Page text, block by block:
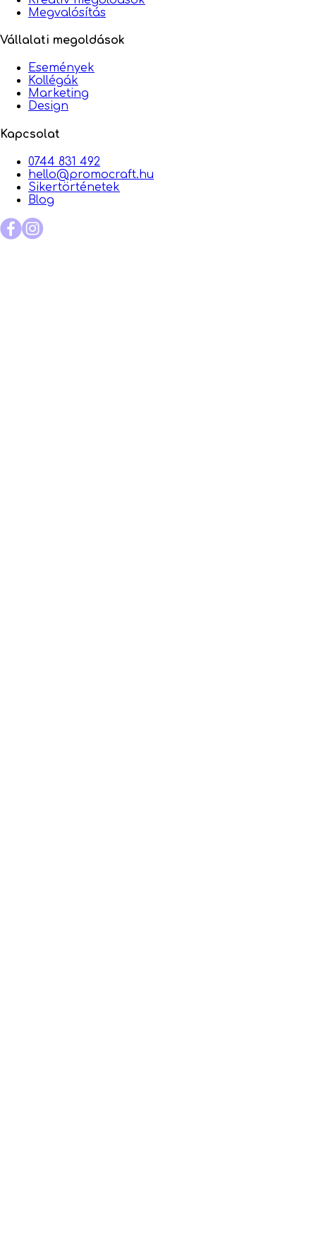
Megvalósítás
Vállalati megoldások
Események
Kollégák
Marketing
Design
Kapcsolat
0744 831 492
hello@promocraft.hu
Sikertörténetek
Blog